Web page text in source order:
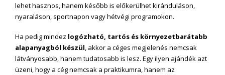
lehet hasznos, hanem később is előkerülhet kiránduláson,
nyaraláson, sportnapon vagy hétvégi programokon.
Ha pedig mindez logózható, tartós és környezetbarátabb
alapanyagból készül, akkor a céges megjelenés nemcsak
látványosabb, hanem tudatosabb is lesz. Egy ilyen ajándék azt
üzeni, hogy a cég nemcsak a praktikumra, hanem az